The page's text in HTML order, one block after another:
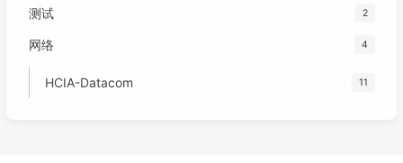
测试 2
网络 4
HCIA-Datacom 11